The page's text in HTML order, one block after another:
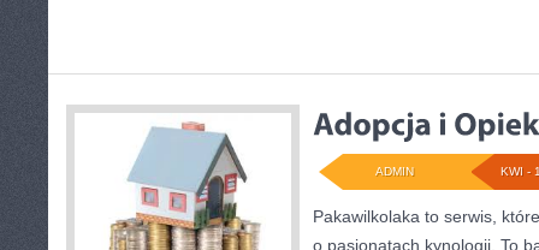
KWI -
ADMIN
Pakawilkolaka to serwis,
o pasjonatach kynologii. To